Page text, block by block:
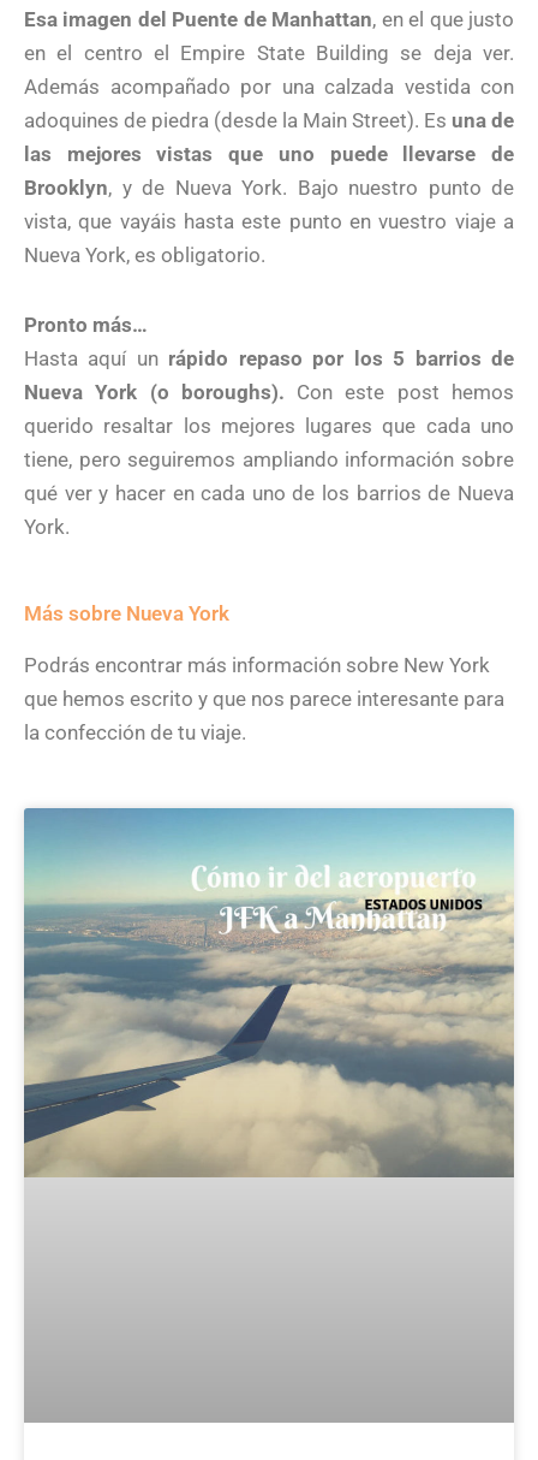
Esa imagen del Puente de Manhattan, en el que justo
en el centro el Empire State Building se deja ver.
Además acompañado por una calzada vestida con
adoquines de piedra (desde la Main Street). Es una de
las mejores vistas que uno puede llevarse de
Brooklyn, y de Nueva York. Bajo nuestro punto de
vista, que vayáis hasta este punto en vuestro viaje a
Nueva York, es obligatorio.
Pronto más…
Hasta aquí un rápido repaso por los 5 barrios de
Nueva York (o boroughs). Con este post hemos
querido resaltar los mejores lugares que cada uno
tiene, pero seguiremos ampliando información sobre
qué ver y hacer en cada uno de los barrios de Nueva
York.
Más sobre Nueva York
Podrás encontrar más información sobre New York
que hemos escrito y que nos parece interesante para
la confección de tu viaje.